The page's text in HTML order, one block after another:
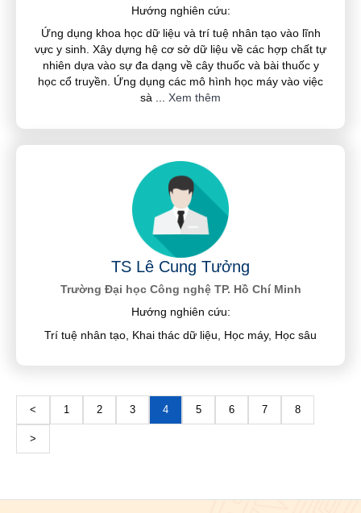
Hướng nghiên cứu:
Ứng dụng khoa học dữ liệu và trí tuệ nhân tạo vào lĩnh
vực y sinh. Xây dựng hệ cơ sở dữ liệu về các hợp chất tự
nhiên dựa vào sự đa dạng về cây thuốc và bài thuốc y
học cổ truyền. Ứng dụng các mô hình học máy vào việc
sà
Xem thêm
TS Lê Cung Tưởng
Trường Đại học Công nghệ TP. Hồ Chí Minh
Hướng nghiên cứu:
Trí tuệ nhân tạo, Khai thác dữ liệu, Học máy, Học sâu
< 1 2 3 4 5 6 7 8
>